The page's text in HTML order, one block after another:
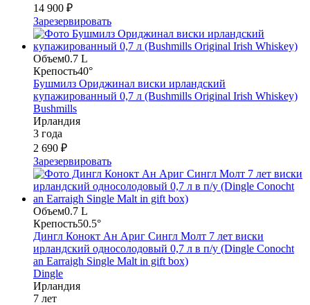
14 900 ₽
Зарезервировать
Объем0.7 L
Крепость40°
Бушмилз Ориджинал виски ирландский
купажированный 0,7 л (Bushmills Original Irish Whiskey)
Bushmills
Ирландия
3 года
2 690 ₽
Зарезервировать
Объем0.7 L
Крепость50.5°
Дингл Конокт Ан Ариг Сингл Молт 7 лет виски
ирландский односолодовый 0,7 л в п/у (Dingle Conocht
an Earraigh Single Malt in gift box)
Dingle
Ирландия
7 лет